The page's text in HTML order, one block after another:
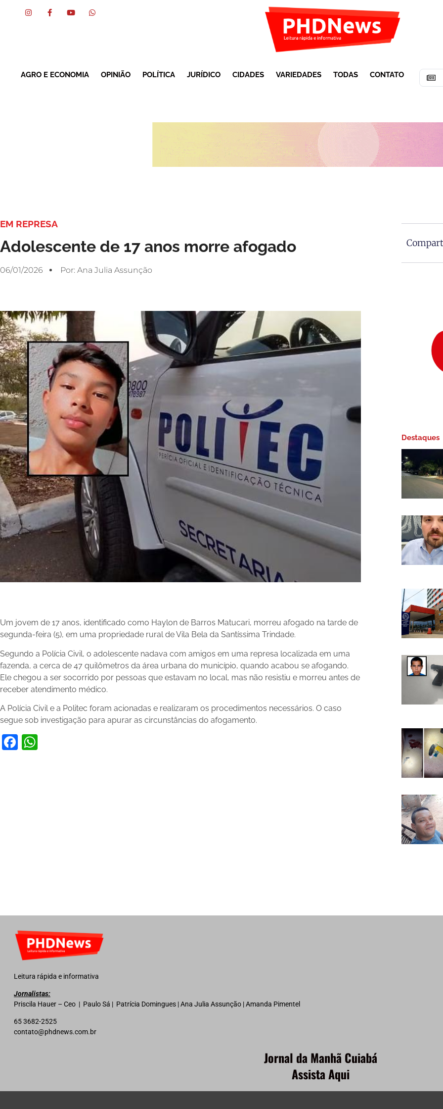
AGRO E ECONOMIA OPINIÃO POLÍTICA JURÍDICO CIDADES VARIEDADES TODAS CONTATO
EM REPRESA
Adolescente de 17 anos morre afogado
06/01/2026 Por: Ana Julia Assunção
Um jovem de 17 anos, identificado como Haylon de Barros Matucari, morreu afogado na tarde de
segunda-feira (5), em uma propriedade rural de Vila Bela da Santíssima Trindade.
Segundo a Polícia Civil, o adolescente nadava com amigos em uma represa localizada em uma
fazenda, a cerca de 47 quilômetros da área urbana do município, quando acabou se afogando.
Ele chegou a ser socorrido por pessoas que estavam no local, mas não resistiu e morreu antes de
receber atendimento médico.
A Polícia Civil e a Politec foram acionadas e realizaram os procedimentos necessários. O caso
segue sob investigação para apurar as circunstâncias do afogamento.
Facebook
Destaques
Leitura rápida e informativa
Jornalistas:
Priscila Hauer – Ceo | Paulo Sá | Patrícia Domingues | Ana Julia Assunção | Amanda Pimentel
65 3682-2525
contato@phdnews.com.br
Jornal da Manhã Cuiabá
Assista Aqui